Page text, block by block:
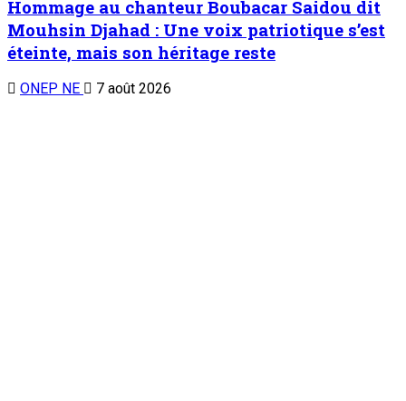
Hommage au chanteur Boubacar Saidou dit
Mouhsin Djahad : Une voix patriotique s’est
éteinte, mais son héritage reste
ONEP NE 7 août 2026